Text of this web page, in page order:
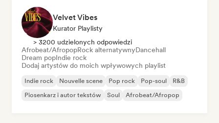
Velvet Vibes
Kurator Playlisty
> 3200 udzielonych odpowiedzi
Afrobeat/AfropopRock alternatywnyDancehall
Dream popIndie rock
Dodaj artystów do moich wpływowych playlist
Indie rock Nouvelle scene Pop rock Pop-soul
R&B
Piosenkarz i autor tekstów
Soul Afrobeat/Afropop